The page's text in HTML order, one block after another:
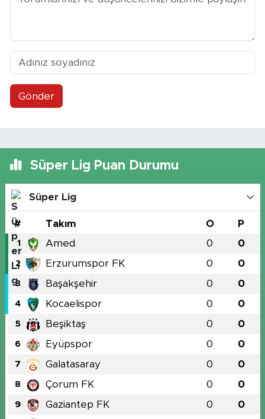
Gönder
Süper Lig Puan Durumu
Süper Lig
# Takım O P
1 Amed 0 0
2 Erzurumspor FK 0 0
3 Başakşehir 0 0
4 Kocaelispor 0 0
5 Beşiktaş 0 0
6 Eyüpspor 0 0
7 Galatasaray 0 0
8 Çorum FK 0 0
9 Gaziantep FK 0 0